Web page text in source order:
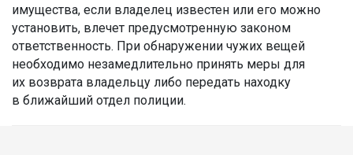
имущества, если владелец известен или его можно
установить, влечет предусмотренную законом
ответственность. При обнаружении чужих вещей
необходимо незамедлительно принять меры для
их возврата владельцу либо передать находку
в ближайший отдел полиции.